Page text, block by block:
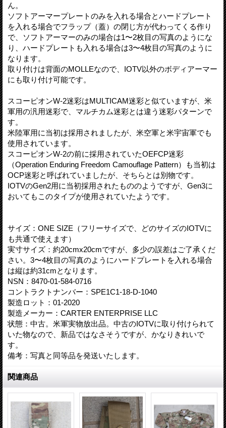
ん。
ソフトアーマープレートのみを入れる場合とハードプレート
を入れる場合でフラップ（蓋）の閉じ方が代わってくる作り
で、ソフトアーマーのみの場合は1〜2枚目の写真のようにな
り、ハードプレートも入れる場合は3〜4枚目の写真のように
なります。
取り付けは背面のMOLLEなので、IOTV以外のボディアーマー
にも取り付け可能です。
スコーピオンW-2迷彩はMULTICAM迷彩と似ていますが、米
軍用の汎用迷彩で、マルチカム迷彩とは違う迷彩パターンで
す。
米陸軍用に当初は採用されましたが、米空軍と米宇宙軍でも
使用されています。
スコーピオンW-2の前に採用されていたOEFCP迷彩
（Operation Enduring Freedom Camouflage Pattern）も当初は
OCP迷彩と呼ばれていましたが、そちらとは別物です。
IOTVのGen2用に当初採用されたもののようですが、Gen3に
おいてもこのタイプが使用されていたようです。
サイズ：ONE SIZE（フリーサイズで、どのサイズのIOTVに
も共通で使えます）
実寸サイズ：約20cmx20cmですが、多少の誤差はご了承くだ
さい。3〜4枚目の写真のようにハードプレートを入れる場合
は縦は約31cmとなります。
NSN：8470-01-584-0716
コントラクトナンバー：SPE1C1-18-D-1040
製造ロット：01-2020
製造メーカー：CARTER ENTERPRISE LLC
状態：中古。米軍実物放出品。中古のIOTVに取り付けられて
いた物なので、新品ではなさそうですが、かなりきれいで
す。
備考：写真と同等品を発送いたします。
関連商品